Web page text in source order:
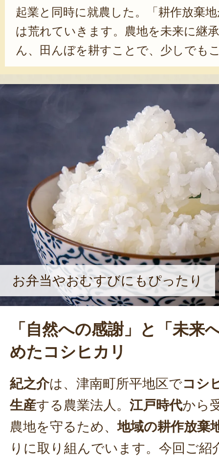
起業と同時に就農した。「耕作放棄
は荒れていきます。農地を未来に継
ん、田んぼを耕すことで、少しでも
持したいという想いがありました」
の内を明かす。自然相手の農業に苦
が、そんな景観に日々鼓舞されてい
で農作業をしていると、自分だけの
見られる、ベストポジションが見つ
景色を見ると、また頑張ろうかなと
ね」と、笑顔を見せた。
お弁当やおむすびにもぴったり
「自然への感謝」と「未来
めたコシヒカリ
紀之介は、津南町所平地区でコシ
生産する農業法人。 江戸時代から
農地を守るため、地域の耕作放棄
りに取り組んでいます。今回ご紹